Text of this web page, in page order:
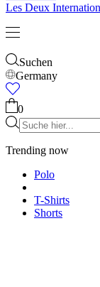
Alles anzeigen